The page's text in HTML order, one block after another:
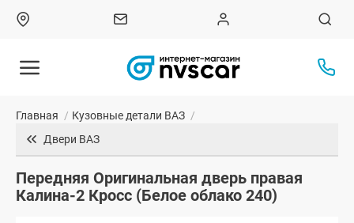
Главная / Кузовные детали ВАЗ /
Двери ВАЗ
Передняя Оригинальная дверь правая
Калина-2 Кросс (Белое облако 240)